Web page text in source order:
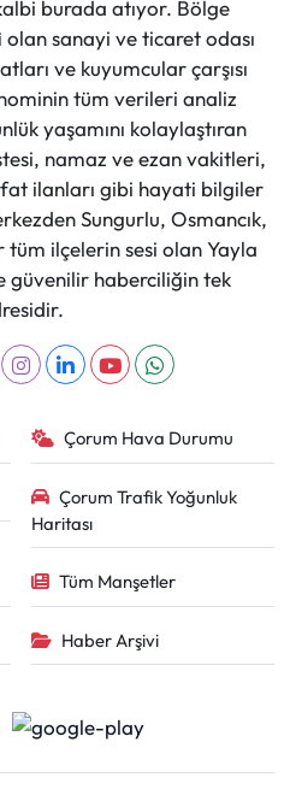
burada atıyor. Bölge
sanayi ve ticaret odası
ve kuyumcular çarşısı
tüm verileri analiz
yaşamını kolaylaştıran
namaz ve ezan vakitleri,
ilanları gibi hayati bilgiler
Sungurlu, Osmancık,
ilçelerin sesi olan Yayla
güvenilir haberciliğin tek
Çorum Hava Durumu
Çorum Trafik Yoğunluk
Haritası
Tüm Manşetler
Haber Arşivi